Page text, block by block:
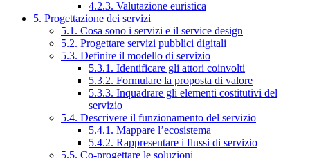
4.2.3. Valutazione euristica
5. Progettazione dei servizi
5.1. Cosa sono i servizi e il service design
5.2. Progettare servizi pubblici digitali
5.3. Definire il modello di servizio
5.3.1. Identificare gli attori coinvolti
5.3.2. Formulare la proposta di valore
5.3.3. Inquadrare gli elementi costitutivi del
servizio
5.4. Descrivere il funzionamento del servizio
5.4.1. Mappare l’ecosistema
5.4.2. Rappresentare i flussi di servizio
5.5. Co-progettare le soluzioni